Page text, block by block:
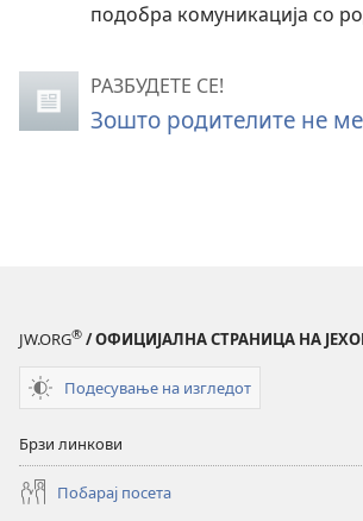
подобра комуникација со
РАЗБУДЕТЕ СЕ!
Зошто родителите не
JW.ORG® / ОФИЦИЈАЛНА СТРАНИЦА НА
Подесување на изгледот
Брзи линкови
Побарај посета